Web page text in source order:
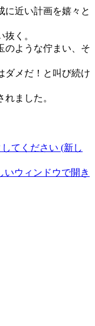
に近い計画を嬉々と
く。
のような佇まい、そ
ダメだ！と叫び続け
ました。
てください (新し
いウィンドウで開き